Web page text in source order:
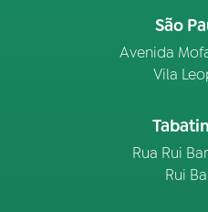
São
Avenida
Vila
Rua Rui
Rui